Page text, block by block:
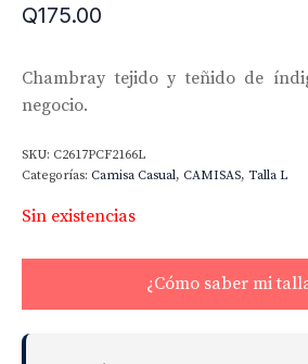
Q175.00
Chambray tejido y teñido de
negocio.
SKU: C2617PCF2166L
Categorías: Camisa Casual, CAMISAS, Talla L
Sin existencias
¿Cómo saber mi